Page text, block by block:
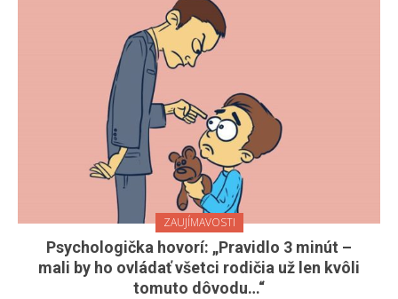
ZAUJÍMAVOSTI
Psychologička hovorí: „Pravidlo 3 minút –
mali by ho ovládať všetci rodičia už len kvôli
tomuto dôvodu…“